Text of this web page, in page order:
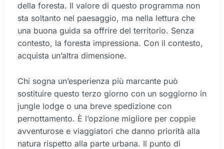
della foresta. Il valore di questo programma non
sta soltanto nel paesaggio, ma nella lettura che
una buona guida sa offrire del territorio. Senza
contesto, la foresta impressiona. Con il contesto,
acquista un’altra dimensione.
Chi sogna un’esperienza più marcante può
sostituire questo terzo giorno con un soggiorno in
jungle lodge o una breve spedizione con
pernottamento. È l’opzione migliore per coppie
avventurose e viaggiatori che danno priorità alla
natura rispetto alla parte urbana. Il punto di